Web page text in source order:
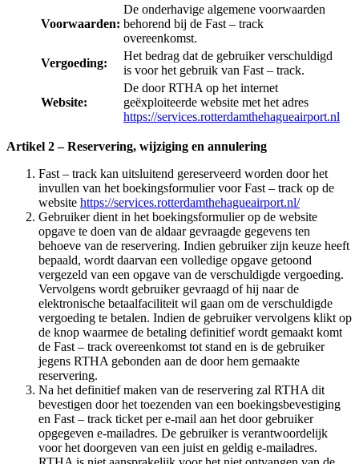
Voorwaarden:
De onderhavige algemene voorwaarden
behorend bij de Fast – track
overeenkomst.
Vergoeding:
Het bedrag dat de gebruiker verschuldigd
is voor het gebruik van Fast – track.
Website:
De door RTHA op het internet
geëxploiteerde website met het adres
https://services.rotterdamthehagueairport.nl
Artikel 2 – Reservering, wijziging en annulering
Fast – track kan uitsluitend gereserveerd worden door het
invullen van het boekingsformulier voor Fast – track op de
website https://services.rotterdamthehagueairport.nl/
Gebruiker dient in het boekingsformulier op de website
opgave te doen van de aldaar gevraagde gegevens ten
behoeve van de reservering. Indien gebruiker zijn keuze heeft
bepaald, wordt daarvan een volledige opgave getoond
vergezeld van een opgave van de verschuldigde vergoeding.
Vervolgens wordt gebruiker gevraagd of hij naar de
elektronische betaalfaciliteit wil gaan om de verschuldigde
vergoeding te betalen. Indien de gebruiker vervolgens klikt op
de knop waarmee de betaling definitief wordt gemaakt komt
de Fast – track overeenkomst tot stand en is de gebruiker
jegens RTHA gebonden aan de door hem gemaakte
reservering.
Na het definitief maken van de reservering zal RTHA dit
bevestigen door het toezenden van een boekingsbevestiging
en Fast – track ticket per e-mail aan het door gebruiker
opgegeven e-mailadres. De gebruiker is verantwoordelijk
voor het doorgeven van een juist en geldig e-mailadres.